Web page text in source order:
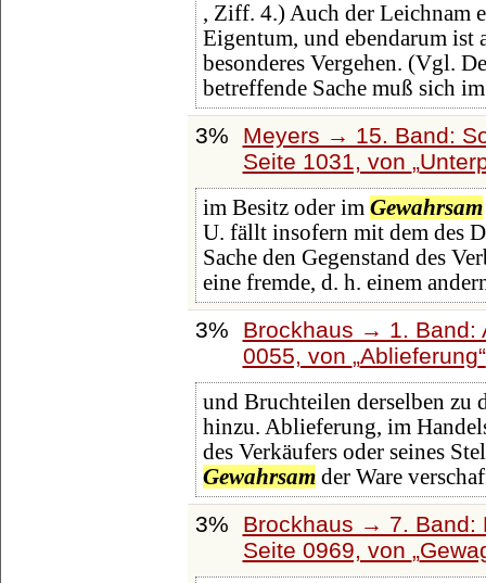
, Ziff. 4.) Auch der Leichnam
Eigentum, und ebendarum ist
besonderes Vergehen. (Vgl.
betreffende Sache muß sich
3%
Meyers → 15. Band:
Seite 1031, von
im Besitz oder im Gewahrsam
U. fällt insofern mit dem des
Sache den Gegenstand des
eine fremde, d. h. einem
3%
Brockhaus → 1. Band:
0055, von Ablieferung
und Bruchteilen derselben zu
hinzu. Ablieferung, im
des Verkäufers oder seines
Gewahrsamder Ware
3%
Brockhaus → 7. Band:
Seite 0969, von